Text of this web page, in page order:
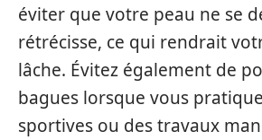
éviter que votre peau ne se
rétrécisse, ce qui rendrait
lâche. Évitez également de
bagues lorsque vous
sportives ou des travaux